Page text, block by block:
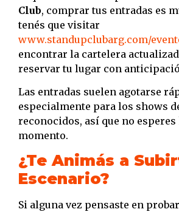
Club, comprar tus entradas es
tenés que visitar
www.standupclubarg.com/
encontrar la cartelera
reservar tu lugar con
Las entradas suelen agotarse
especialmente para los shows
reconocidos, así que no
momento.
¿Te Animás a
Escenario?
Si alguna vez pensaste en